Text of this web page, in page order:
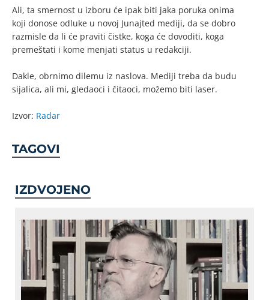
Ali, ta smernost u izboru će ipak biti jaka poruka onima
koji donose odluke u novoj Junajted mediji, da se dobro
razmisle da li će praviti čistke, koga će dovoditi, koga
premeštati i kome menjati status u redakciji.
Dakle, obrnimo dilemu iz naslova. Mediji treba da budu
sijalica, ali mi, gledaoci i čitaoci, možemo biti laser.
Izvor: Radar
TAGOVI
IZDVOJENO